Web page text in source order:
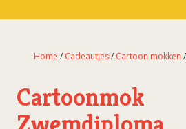
Home / Cadeautjes/ Cartoon mokken
Cartoonmok